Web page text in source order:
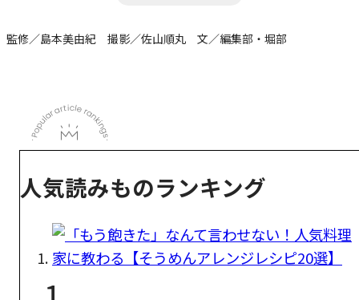
監修／島本美由紀 撮影／佐山順丸 文／編集部・堀部
人気読みものランキング